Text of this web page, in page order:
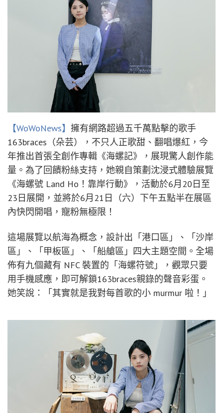
【WoWoNews】 擁有網路超過五千萬點擊的歌手
163braces（朵芸），不只人正歌甜、翻唱爆紅，今
年推出首張全創作專輯《海螺記》，展現驚人創作能
量。為了回饋粉絲支持，她親自策劃沈浸式體驗展覽
《海螺號 Land Ho！靠岸行動》，活動於6月20日至
23日展開，並將於6月21日（六）下午五點半在展區
內快閃開唱，寵粉無極限！
這場展覽以航海為概念，設計出「港口區」、「沙岸
區」、「甲板區」、「船艙區」四大主題空間。全場
佈有九個藏有 NFC 裝置的「海螺符號」，觀眾只要
用手機感應，即可解鎖163braces親錄的聲音彩蛋。
她笑說：「其實就是我對每首歌的小 murmur 啦！」